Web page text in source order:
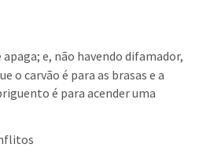
e, não havendo difamador,
o carvão é para as brasas e a
é para acender uma